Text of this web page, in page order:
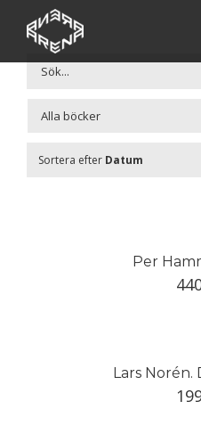
Fortsätt
innehållet
Sortera efter Datum
Per
Lars Norén.